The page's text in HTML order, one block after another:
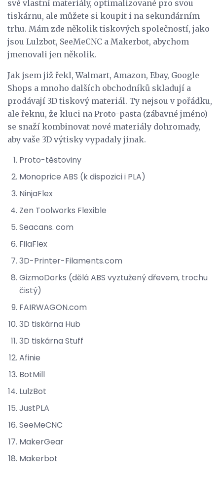
své vlastní materiály, optimalizované pro svou
tiskárnu, ale můžete si koupit i na sekundárním
trhu. Mám zde několik tiskových společností, jako
jsou Lulzbot, SeeMeCNC a Makerbot, abychom
jmenovali jen několik.
Jak jsem již řekl, Walmart, Amazon, Ebay, Google
Shops a mnoho dalších obchodníků skladují a
prodávají 3D tiskový materiál. Ty nejsou v pořádku,
ale řeknu, že kluci na Proto-pasta (zábavné jméno)
se snaží kombinovat nové materiály dohromady,
aby vaše 3D výtisky vypadaly jinak.
Proto-těstoviny
Monoprice ABS (k dispozici i PLA)
NinjaFlex
Zen Toolworks Flexible
Seacans. com
FilaFlex
3D-Printer-Filaments.com
GizmoDorks (dělá ABS vyztužený dřevem, trochu
čistý)
FAIRWAGON.com
3D tiskárna Hub
3D tiskárna Stuff
Afinie
BotMill
LulzBot
JustPLA
SeeMeCNC
MakerGear
Makerbot